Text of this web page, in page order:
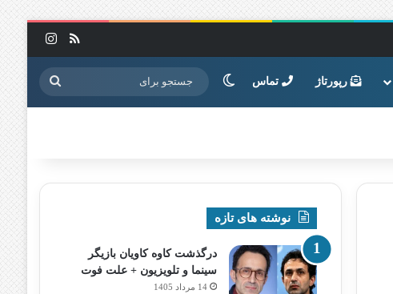
خوراک
رپورتاژ تماس تغییر پوسته جستجو
برای
نوشته های تازه
درگذشت کاوه کاویان بازیگر
سینما و تلویزیون + علت فوت
14 مرداد 1405